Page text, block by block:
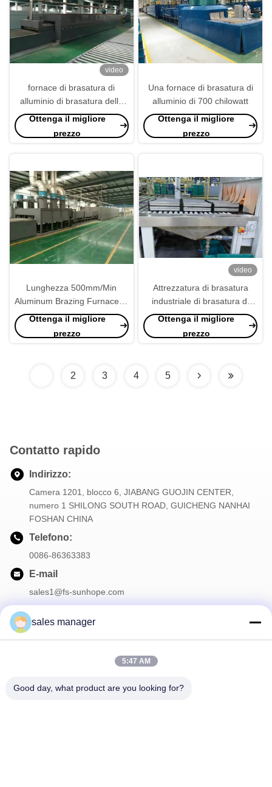
video
fornace di brasatura di
alluminio di brasatura della
fornace di lunghezza di 30m,
fornace di brasatura continua
Ottenga il migliore
prezzo
Una fornace di brasatura di
alluminio di 700 chilowatt
Ottenga il migliore
prezzo
Lunghezza 500mm/Min
Aluminum Brazing Furnace di
trattamento termico 250mm
Ottenga il migliore
prezzo
video
Attrezzatura di brasatura
industriale di brasatura di
alluminio continua della
Ottenga il migliore
prezzo
2 3 4 5
Contatto rapido
Indirizzo:
Camera 1201, blocco 6, JIABANG GUOJIN CENTER,
numero 1 SHILONG SOUTH ROAD, GUICHENG NANHAI
FOSHAN CHINA
Telefono:
0086-86363383
E-mail
sales1@fs-sunhope.com
La nostra newsletter
sales manager
5:47 AM
Good day, what product are you looking for?